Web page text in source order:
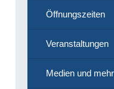
Öffnungszeiten
Veranstaltungen
Medien und